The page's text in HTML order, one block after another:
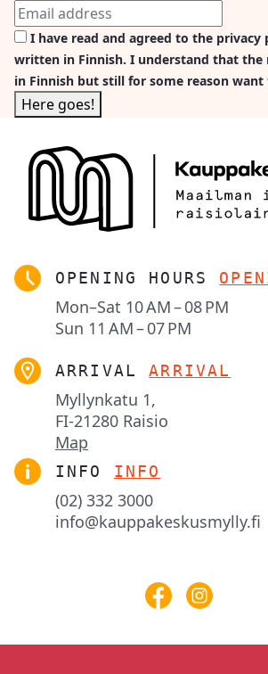
I have read and agreed to the privacy
written in Finnish. I understand that the
in Finnish but still for some reason want
OPENING HOURS
Mon–Sat 10 AM – 08 PM
Sun 11 AM – 07 PM
ARRIVAL ARRIVAL
Myllynkatu 1,
FI-21280 Raisio
Map
INFO INFO
(02) 332 3000
info@kauppakeskusmylly.fi